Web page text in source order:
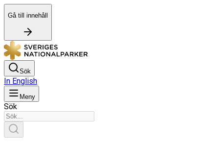
Gå till innehåll
Sök
In English
Meny
Sök